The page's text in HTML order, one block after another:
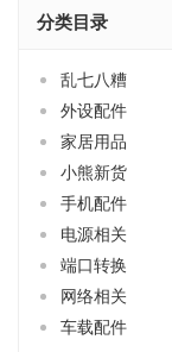
分类目录
乱七八糟
外设配件
家居用品
小熊新货
手机配件
电源相关
端口转换
网络相关
车载配件